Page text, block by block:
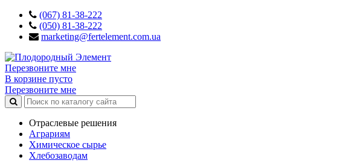
(067) 81-38-222
(050) 81-38-222
marketing@fertelement.com.ua
Перезвоните мне
В корзине пусто
Перезвоните мне
Отраслевые решения
Аграриям
Химическое сырье
Хлебозаводам